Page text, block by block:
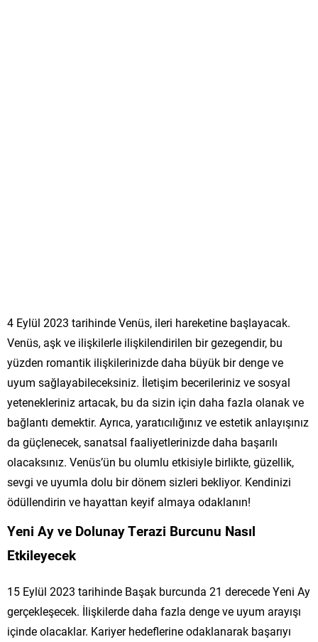
4 Eylül 2023 tarihinde Venüs, ileri hareketine başlayacak.
Venüs, aşk ve ilişkilerle ilişkilendirilen bir gezegendir, bu
yüzden romantik ilişkilerinizde daha büyük bir denge ve
uyum sağlayabileceksiniz. İletişim becerileriniz ve sosyal
yetenekleriniz artacak, bu da sizin için daha fazla olanak ve
bağlantı demektir. Ayrıca, yaratıcılığınız ve estetik anlayışınız
da güçlenecek, sanatsal faaliyetlerinizde daha başarılı
olacaksınız. Venüs’ün bu olumlu etkisiyle birlikte, güzellik,
sevgi ve uyumla dolu bir dönem sizleri bekliyor. Kendinizi
ödüllendirin ve hayattan keyif almaya odaklanın!
Yeni Ay ve Dolunay Terazi Burcunu Nasıl
Etkileyecek
15 Eylül 2023 tarihinde Başak burcunda 21 derecede Yeni Ay
gerçekleşecek. İlişkilerde daha fazla denge ve uyum arayışı
içinde olacaklar. Kariyer hedeflerine odaklanarak başarıyı